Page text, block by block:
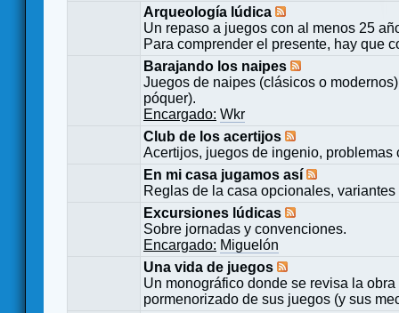
Arqueología lúdica
Un repaso a juegos con al menos 25
Para comprender el presente, hay que
Barajando los naipes
Juegos de naipes (clásicos o
póquer).
Encargado: Wkr
Club de los acertijos
Acertijos, juegos de ingenio,
En mi casa jugamos así
Reglas de la casa opcionales,
Excursiones lúdicas
Sobre jornadas y convenciones.
Encargado: Miguelón
Una vida de juegos
Un monográfico donde se revisa la
pormenorizado de sus juegos (y sus